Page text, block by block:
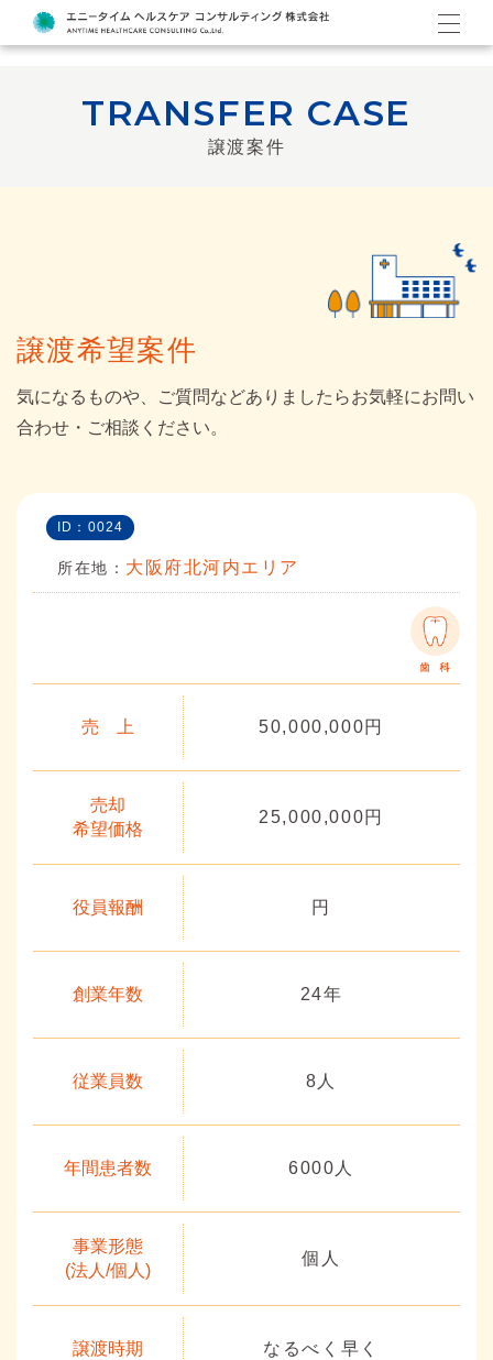
TRANSFER CASE
譲渡案件
譲渡希望案件
気になるものや、ご質問などありましたらお気軽にお問い
合わせ・ご相談ください。
ID：0024
所在地： 大阪府北河内エリア
売 上 50,000,000円
売却
希望価格
25,000,000円
役員報酬 円
創業年数 24年
従業員数 8人
年間患者数 6000人
事業形態
(法人/個人)
個人
譲渡時期 なるべく早く